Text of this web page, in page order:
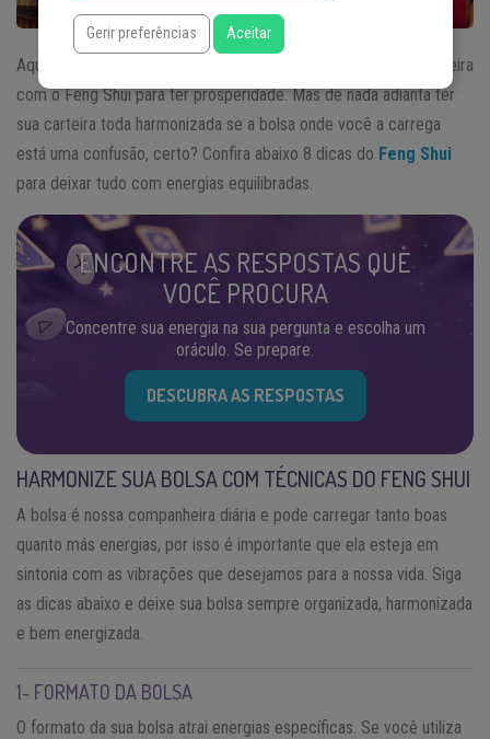
Aqui
nós já ensinamos como organizar a sua carteira
com o Feng Shui para ter prosperidade. Mas de nada adianta ter
sua carteira toda harmonizada se a bolsa onde você a carrega
está uma confusão, certo? Confira abaixo 8 dicas do Feng Shui
para deixar tudo com energias equilibradas.
ENCONTRE AS RESPOSTAS QUE
VOCÊ PROCURA
Concentre sua energia na sua pergunta e escolha um
oráculo. Se prepare.
DESCUBRA AS RESPOSTAS
HARMONIZE SUA BOLSA COM TÉCNICAS DO FENG SHUI
A bolsa é nossa companheira diária e pode carregar tanto boas
quanto más energias, por isso é importante que ela esteja em
sintonia com as vibrações que desejamos para a nossa vida. Siga
as dicas abaixo e deixe sua bolsa sempre organizada, harmonizada
e bem energizada.
1- FORMATO DA BOLSA
O formato da sua bolsa atrai energias específicas. Se você utiliza
Gerir preferências Aceitar